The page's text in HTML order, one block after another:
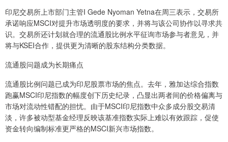
印尼交易所上市部门主管I Gede Nyoman Yetna在周三表示，交易所
承诺响应MSCI对提升市场透明度的要求，并将与该公司协作以寻求共
识。交易所还计划就合理的流通股比例水平征询市场参与者意见，并
将与KSEI合作，提供更为清晰的股东结构分类数据。
流通股问题成为长期痛点
流通股比例问题已成为印尼股票市场的焦点。去年，雅加达综合指数
跑赢MSCI印尼指数的幅度创下历史纪录，凸显出两者间的价格偏离与
市场对流动性错配的担忧。由于MSCI印尼指数中众多成分股交易清
淡，许多被动型基金经理反映该基准指数实际上难以有效跟踪，促使
资金转向编制标准更严格的MSCI新兴市场指数。